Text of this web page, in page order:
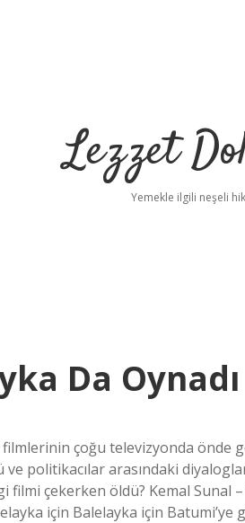
Lezzet
Yemekle ilgili neşeli
Da Oynadı
filmlerinin çoğu televizyonda önde
politikacılar arasındaki
filmi çekerken öldü? Kemal Sunal
için Balelayka için Batumi’ye